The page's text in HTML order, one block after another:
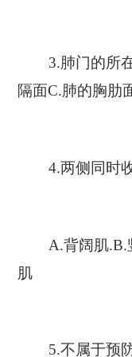
3.肺门的所
隔面C.肺的胸肋
4.两侧同时
A.背阔肌.B.
肌
5.不属于预